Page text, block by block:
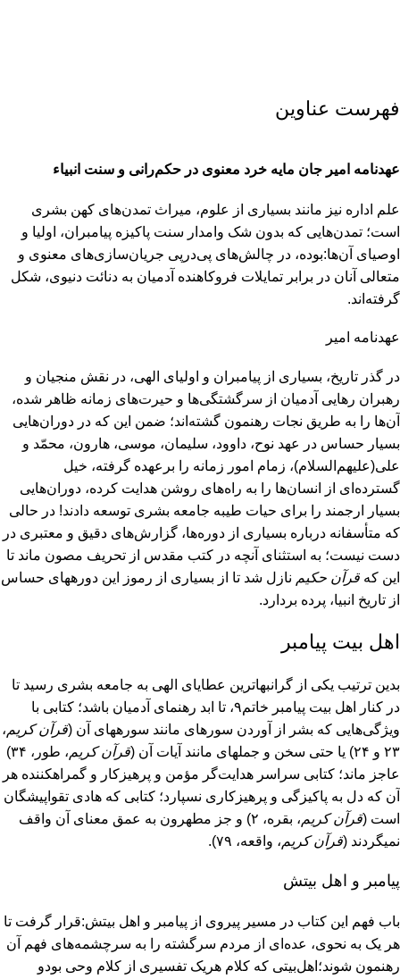
فهرست عناوین
عهدنامه امیر جان مایه خرد معنوی در حکم‌رانی و سنت انبیاء
علم اداره نیز مانند بسیاری از علوم، میراث تمدن‌های کهن بشری
است؛ تمدن‌هایی که بدون شک وامدار سنت پاکیزه پیامبران، اولیا و
اوصیای آن‌ها:بوده، در چالش‌های پی‌درپی جریان‌سازی‌های معنوی و
متعالی آنان در برابر تمایلات فروکاهنده آدمیان به دنائت دنیوی، شکل
گرفته‌اند.
عهدنامه امیر
در گذر تاریخ، بسیاری از پیامبران و اولیای الهی، در نقش منجیان و
رهبران رهایی آدمیان از سرگشتگی‌ها و حیرت‌های زمانه ظاهر شده،
آن‌ها را به طریق نجات رهنمون گشته‌اند؛ ضمن این که در دوران‌هایی
بسیار حساس در عهد نوح، داوود، سلیمان، موسی، هارون، محمّد و
علی(علیهم‌السلام)، زمام امور زمانه را برعهده گرفته، خیل
گسترده‌ای از انسان‌ها را به راه‌های روشن هدایت کرده، دوران‌هایی
بسیار ارجمند را برای حیات طیبه جامعه بشری توسعه دادند! در حالی
که متأسفانه درباره بسیاری از دوره‌ها، گزارش‌های دقیق و معتبری در
دست نیست؛ به استثنای آنچه در کتب مقدس از تحریف مصون ماند تا
این که قرآن حکیم
نازل شد تا از بسیاری از رموز این دوره‎های حساس
از تاریخ انبیا، پرده بردارد.
اهل بیت پیامبر
بدین ترتیب یکی از گرانبهاترین عطایای الهی به جامعه بشری رسید تا
در کنار اهل بیت پیامبر خاتم۹، تا ابد رهنمای آدمیان باشد؛ کتابی با
ویژگی‌هایی که بشر از آوردن سوره‎ای مانند سوره‎های آن (
قرآن کریم،
۲۳ و ۲۴) یا حتی سخن و جمله‎ای مانند آیات آن (
قرآنکریم
، طور، ۳۴)
عاجز ماند؛ کتابی سراسر هدایت‌گر مؤمن و پرهیزکار و گمراه‎کننده هر
آن که دل به پاکیزگی و پرهیزکاری نسپارد؛ کتابی که هادی تقواپیشگان
است (قرآن کریم
، بقره، ۲) و جز مطهرون به عمق معنای آن واقف
نمی‎گردند (
قرآن کریم، واقعه، ۷۹).
پیامبر و اهل بیتش
باب فهم این کتاب در مسیر پیروی از پیامبر و اهل بیتش:قرار گرفت تا
هر یک به نحوی، عده‌ای از مردم سرگشته را به سرچشمه‌های فهم آن
رهنمون شوند؛اهل‌بیتی که کلام هریک تفسیری از کلام وحی بودو